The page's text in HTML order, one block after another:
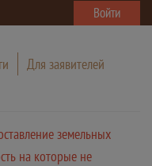
Войти
Для заявителей
земельных
на которые не